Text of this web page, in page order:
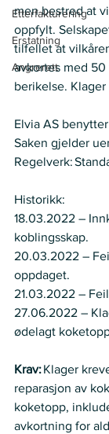
Etterfakturering
Erstatning
Angrerett
men bestred at
oppfylt.
tilfellet at
avkortes med
berikelse.
Elvia AS
Saken gjelder
Regelverk:
Historikk:
18.03.2022 –
koblingsskap.
20.03.2022 –
oppdaget.
21.03.2022 –
27.06.2022 –
ødelagt
Krav: Klager
reparasjon av
koketopp,
avkortning for